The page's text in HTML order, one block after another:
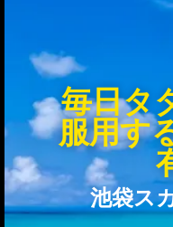
毎日タ
服用す
池袋ス